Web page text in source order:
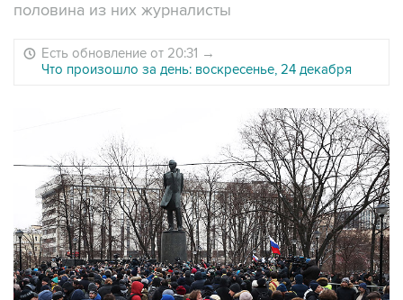
половина из них журналисты
Есть обновление от 20:31 →
Что произошло за день: воскресенье, 24 декабря